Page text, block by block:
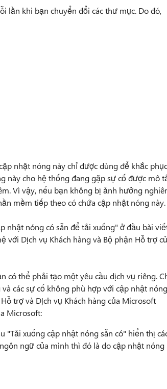
lần khi bạn chuyển đổi các thư mục. Do đó,
nhật nóng này chỉ được dùng để khắc phục
này cho hệ thống đang gặp sự cố được mô
Vì vậy, nếu bạn không bị ảnh hưởng
mềm tiếp theo có chứa cập nhật nóng này.
nhật nóng có sẵn để tải xuống" ở đầu bài
với Dịch vụ Khách hàng và Bộ phận Hỗ trợ
có thể phải tạo một yêu cầu dịch vụ riêng.
các sự cố không phù hợp với cập nhật nóng
trợ và Dịch vụ Khách hàng của Microsoft
Microsoft:
"Tải xuống cập nhật nóng sẵn có" hiển thị
ngữ của mình thì đó là do cập nhật nóng